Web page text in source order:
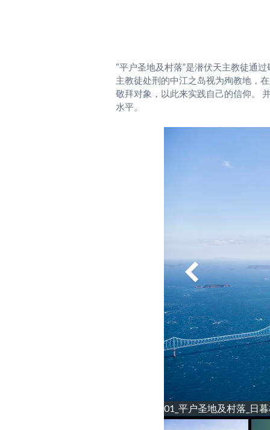
“平户圣地及村落”是潜伏天主教徒通
主教徒处刑的中江之岛视为殉教地，
敬拜对象，以此来实践自己的信仰。
水平。
01_平户圣地及村落_日